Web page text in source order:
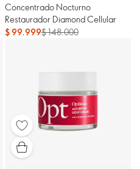
Concentrado Nocturno
Restaurador Diamond Cellular
$ 99.999$ 148.000